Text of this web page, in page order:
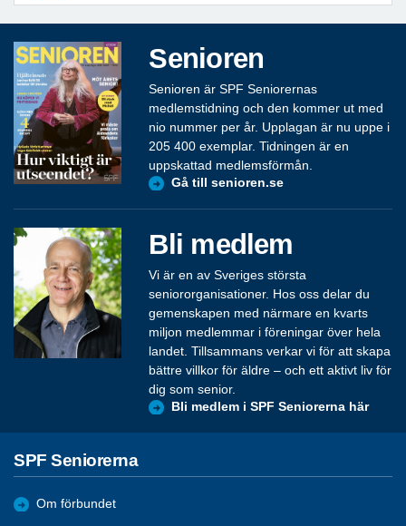
Senioren
Senioren är SPF Seniorernas
medlemstidning och den kommer ut med
nio nummer per år. Upplagan är nu uppe i
205 400 exemplar. Tidningen är en
uppskattad medlemsförmån.
Gå till senioren.se
Bli medlem
Vi är en av Sveriges största
seniororganisationer. Hos oss delar du
gemenskapen med närmare en kvarts
miljon medlemmar i föreningar över hela
landet. Tillsammans verkar vi för att skapa
bättre villkor för äldre – och ett aktivt liv för
dig som senior.
Bli medlem i SPF Seniorerna här
SPF Seniorerna
Om förbundet